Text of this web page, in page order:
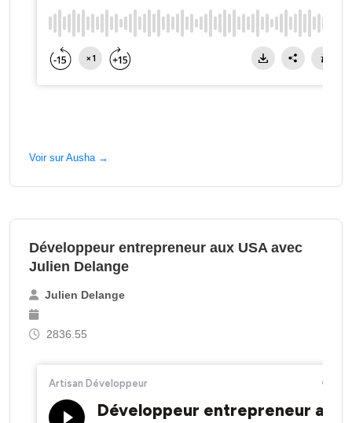
Voir sur Ausha →
Développeur entrepreneur aux USA avec
Julien Delange
Julien Delange
2836.55